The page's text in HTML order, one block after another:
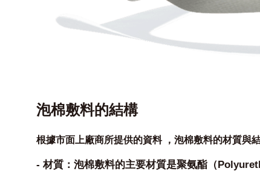
泡棉敷料的結構
根據市面上廠商所提供的資料 ，泡棉敷料的材質與
- 材質：泡棉敷料的主要材質是聚氨酯（